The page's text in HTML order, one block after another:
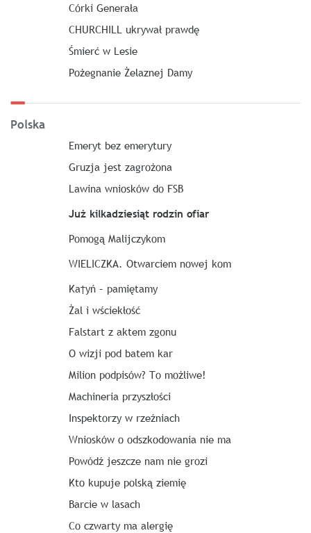
Córki Generała
CHURCHILL ukrywał prawdę
Śmierć w Lesie
Pożegnanie Żelaznej Damy
Polska
Emeryt bez emerytury
Gruzja jest zagrożona
Lawina wniosków do FSB
Już kilkadziesiąt rodzin ofiar
Pomogą Malijczykom
WIELICZKA. Otwarciem nowej kom
Ka†yń – pamiętamy
Żal i wściekłość
Falstart z aktem zgonu
O wizji pod batem kar
Milion podpisów? To możliwe!
Machineria przyszłości
Inspektorzy w rzeźniach
Wniosków o odszkodowania nie ma
Powódź jeszcze nam nie grozi
Kto kupuje polską ziemię
Barcie w lasach
Co czwarty ma alergię